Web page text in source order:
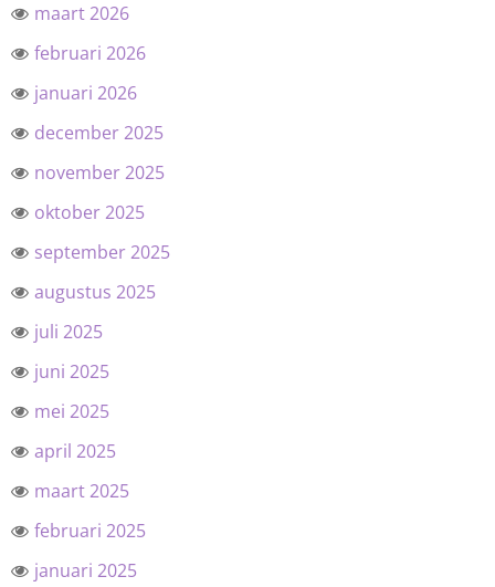
maart 2026
februari 2026
januari 2026
december 2025
november 2025
oktober 2025
september 2025
augustus 2025
juli 2025
juni 2025
mei 2025
april 2025
maart 2025
februari 2025
januari 2025